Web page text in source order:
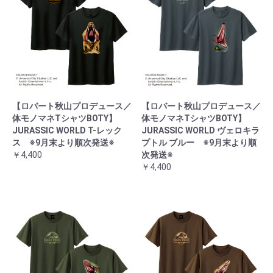
【ロバート秋山プロデュース／
体モノマネTシャツBOTY】
JURASSIC WORLD T-レック
ス ※9月末より順次発送※
￥4,400
【ロバート秋山プロデュース／
体モノマネTシャツBOTY】
JURASSIC WORLD ヴェロキラ
プトル ブルー ※9月末より順
次発送※
￥4,400